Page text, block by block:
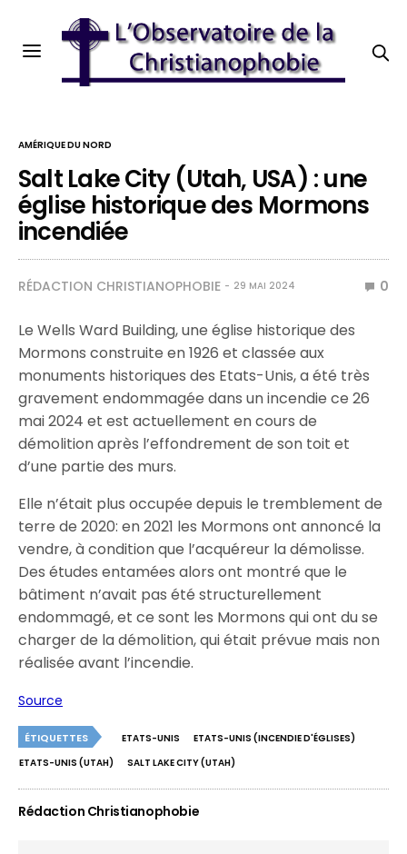
AMÉRIQUE DU NORD
Salt Lake City (Utah, USA) : une
église historique des Mormons
incendiée
RÉDACTION CHRISTIANOPHOBIE 29 MAI 2024 0
Le Wells Ward Building, une église historique des
Mormons construite en 1926 et classée aux
monuments historiques des Etats-Unis, a été très
gravement endommagée dans un incendie ce 26
mai 2024 et est actuellement en cours de
démolition après l’effondrement de son toit et
d’une partie des murs.
Elle n’était plus occupée depuis le tremblement de
terre de 2020: en 2021 les Mormons ont annoncé la
vendre, à condition que l’acquéreur la démolisse.
Des études entamées alors ont montré que le
bâtiment n’avait pas été structurellement
endommagé, et ce sont les Mormons qui ont du se
charger de la démolition, qui était prévue mais non
réalisée avant l’incendie.
Source
ÉTIQUETTES ETATS-UNIS
ETATS-UNIS (INCENDIE D'ÉGLISES)
ETATS-UNIS (UTAH)
SALT LAKE CITY (UTAH)
Rédaction Christianophobie